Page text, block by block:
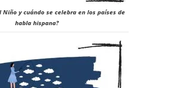
Niño y cuándo se celebra en los países de
habla hispana?